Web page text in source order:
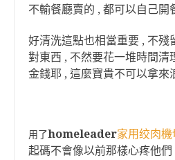
不輸餐廳賣的 , 都可以自己開
好清洗這點也相當重要 , 不殘
對東西 , 不然要花一堆時間清
金錢耶 , 這麼寶貴不可以拿來
用了homeleader家用绞肉
起碼不會像以前那樣心疼他